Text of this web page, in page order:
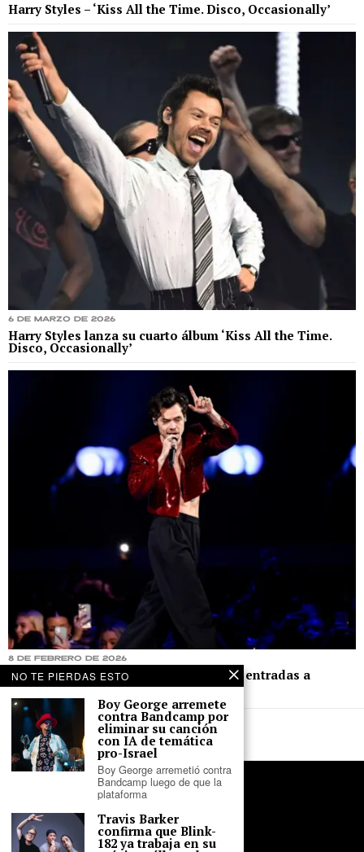
Harry Styles – ‘Kiss All the Time. Disco, Occasionally’
6 de marzo de 2026
Harry Styles lanza su cuarto álbum ‘Kiss All the Time.
Disco, Occasionally’
8 de febrero de 2026
Fans venden su sangre para conseguir entradas a
conciertos de Harry Styles
NO TE PIERDAS ESTO
Boy George arremete
contra Bandcamp por
eliminar su canción
con IA de temática
pro-Israel
Boy George arremetió contra
Bandcamp luego de que la
plataforma
Travis Barker
confirma que Blink-
182 ya trabaja en su